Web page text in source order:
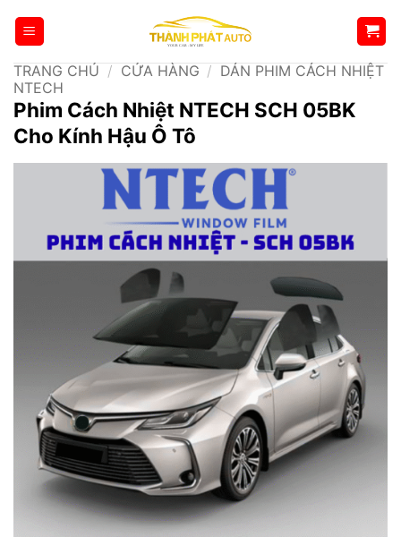
qua
dungTRANG CHỦ / CỬA HÀNG / DÁN PHIM CÁCH NHIỆT
NTECH
Phim Cách Nhiệt NTECH SCH 05BK
Cho Kính Hậu Ô Tô